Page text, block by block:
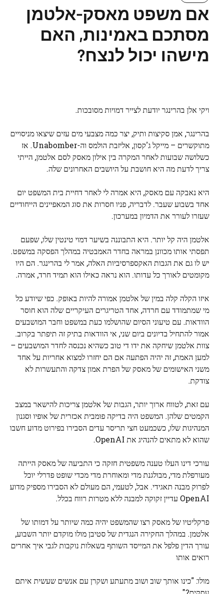
אם משפט מאסק-אלטמן
מסתכם באמינות, האם
מישהו יכול לנצח?
ויקי אלן בהרינגר יודעת לצייר דמויות מסובכות.
בהרינגר, אמן סקיצות ותיק, יצר כמה מצבעי מים עזים שיצאו מניסויים
מתוקשרים – מייקל ג'קסון, אליזבת הולמס וה-Unabomber. אז
כשלושה שבועות לאחר המקרה בין אילון מאסק לסם אלטמן, הייתי
צריך לדעת מה היא חושבת על היושבים האחרונים שלה.
היא נאבקה עם מאסק, היא אמרה לי לאחר דחיית בית המשפט יום
אחד בשבוע שעבר. לדבריה, פניו חסרות את סוג המאפיינים הייחודיים
שעזרו לעורר את הדמיון במערכון.
אלטמן היה קל יותר. היא התבוננה בשיער דמוי טינטין שלו, שפעם
תפסתי אותו מכוונן במראה בחדר האמבטיה במהלך הפסקה במשפט.
יש לו גם את הגבות האקספרסיביות האלה, אמר לי בהרינגר. הם היו
מקומטים לאורך כל עדותו. הוא נראה כאילו הוא תמיד חרד, אמרה.
איזו הקלה קלה במין של אלטמן אמורה להיות באופק. כפי שיודע כל
מי שמתמודד עם חרדה, אחד הטריגרים העיקריים שלה הוא חוסר
הוודאות. עם טיעוני הסיום שהושלמו כעת במשפט וחבר המושבעים
אמור להתחיל בדיונים ביום שני, אי הוודאות בתיק זה תיפתר בקרוב.
צוות אלטמן שיחקה את ידו די טוב כשהיא נכנסה לחדר המושבעים –
למען האמת, זה יהיה הפתעה אם הם יחזרו למצוא אחריות על אחד
משני האישומים של מאסק של הפרת אמון צדקה והתעשרות לא
צודקת.
עם זאת, לטווח ארוך יותר, הגבות של אלטמן צריכות להישאר במצב
הקמטים שלהן. המשפט היה בדיקה פומבית אכזרית של אופיו וסגנון
המנהיגות שלו, כשכמעט חצי תריסר עדים הסבירו בפירוט מדוע חשבו
שהוא לא מתאים להנהיג את OpenAI.
עורכי דינו העלו טענה משפטית חזקה כי התביעה של מאסק הייתה
מעורפלת מדי, מבולגנת מדי ומאוחרת מדי מכדי שופט פדרלי יוכל
לפרוק מבנה תאגידי. אבל, לטעמי, הם מעולם לא הסבירו מספיק מדוע
OpenAI עדיין זקוקה למבנה ללא מטרות רווח בכלל.
פרקליטיו של מאסק רצו שהמשפט יהיה כמה שיותר על דמותו של
אלטמן. במהלך החקירה הנגדית של סטיבן מולו מוקדם יותר השבוע,
עורך הדין פלפל את המייסד השותף בשאלות נוקבות לגבי איך אחרים
רואים אותו
מולו: "כינו אותך שוב ושוב מתעתע ושקרן עם אנשים שעשית איתם